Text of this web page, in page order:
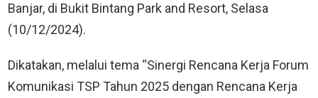
Banjar, di Bukit Bintang Park and Resort, Selasa
(10/12/2024).
Dikatakan, melalui tema “Sinergi Rencana Kerja Forum
Komunikasi TSP Tahun 2025 dengan Rencana Kerja